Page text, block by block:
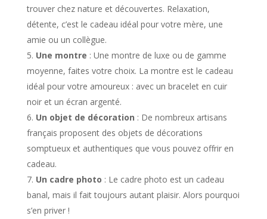
trouver chez nature et découvertes. Relaxation,
détente, c’est le cadeau idéal pour votre mère, une
amie ou un collègue.
Une montre : Une montre de luxe ou de gamme
moyenne, faites votre choix. La montre est le cadeau
idéal pour votre amoureux : avec un bracelet en cuir
noir et un écran argenté.
Un objet de décoration : De nombreux artisans
français proposent des objets de décorations
somptueux et authentiques que vous pouvez offrir en
cadeau.
Un cadre photo : Le cadre photo est un cadeau
banal, mais il fait toujours autant plaisir. Alors pourquoi
s’en priver !